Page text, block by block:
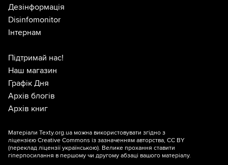
Дезінформація
Disinfomonitor
Інтернам
Підтримай нас!
Наш магазин
Графік Дня
Архів блогів
Архів книг
Матеріали Texty.org.ua можна використовувати згідно з
ліцензією Creative Commons із зазначенням авторства, CC BY
(переклад ліцензії українською). Велике прохання ставити
гіперпосилання в першому чи другому абзаці вашого матеріалу.